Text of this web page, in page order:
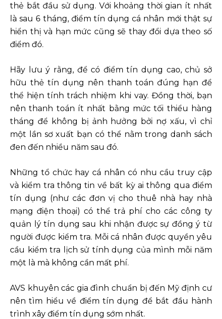
thẻ bắt đầu sử dụng. Với khoảng thời gian ít nhất
là sau 6 tháng, điểm tín dụng cá nhân mới thật sự
hiển thị và hạn mức cũng sẽ thay đổi dựa theo số
điểm đó.
Hãy lưu ý rằng, để có điểm tín dụng cao, chủ sở
hữu thẻ tín dụng nên thanh toán đúng hạn để
thể hiện tính trách nhiệm khi vay. Đồng thời, bạn
nên thanh toán ít nhất bằng mức tối thiểu hàng
tháng để không bị ảnh hưởng bởi nợ xấu, vì chỉ
một lần sơ xuất bạn có thể nằm trong danh sách
đen đến nhiều năm sau đó.
Những tổ chức hay cá nhân có nhu cầu truy cập
và kiểm tra thông tin về bất kỳ ai thông qua điểm
tín dụng (như các đơn vị cho thuê nhà hay nhà
mạng điện thoại) có thể trả phí cho các công ty
quản lý tín dụng sau khi nhận được sự đồng ý từ
người được kiểm tra. Mỗi cá nhân được quyền yêu
cầu kiểm tra lịch sử tính dụng của mình mỗi năm
một là mà không cần mất phí.
AVS khuyên các gia đình chuẩn bị đến Mỹ định cư
nên tìm hiểu về điểm tín dụng để bắt đầu hành
trình xây điểm tín dụng sớm nhất.